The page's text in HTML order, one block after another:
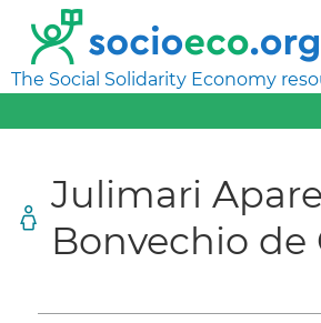
The Social Solidarity Economy
Julimari
Bonvechio de